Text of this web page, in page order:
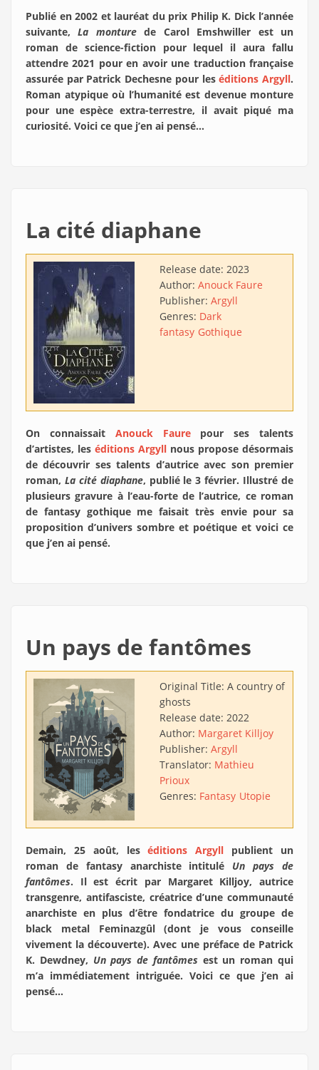
Publié en 2002 et lauréat du prix Philip K. Dick l’année
suivante,La monturede Carol Emshwiller est un
roman de science-fiction pour lequel il aura fallu
attendre 2021 pour en avoir une traduction française
assurée par Patrick Dechesne pour leséditions Argyll.
Roman atypique où l’humanité est devenue monture
pour une espèce extra-terrestre, il avait piqué ma
curiosité. Voici ce que j’en ai pensé…
La cité diaphane
Release date: 2023
Author: Anouck Faure
Publisher: Argyll
Genres: Dark
fantasy Gothique
On connaissait Anouck Faurepour ses talents
d’artistes, les éditions Argyll nous propose désormais
de découvrir ses talents d’autrice avec son premier
roman, La cité diaphane, publié le 3 février. Illustré de
plusieurs gravure à l’eau-forte de l’autrice, ce roman
de fantasy gothique me faisait très envie pour sa
proposition d’univers sombre et poétique et voici ce
que j’en ai pensé.
Un pays de fantômes
Original Title: A country of
ghosts
Release date: 2022
Author: Margaret Killjoy
Publisher: Argyll
Translator: Mathieu
Prioux
Genres: Fantasy Utopie
Demain, 25 août, leséditions Argyll publient un
roman de fantasy anarchiste intitulé Un pays de
fantômes. Il est écrit par Margaret Killjoy, autrice
transgenre, antifasciste, créatrice d’une communauté
anarchiste en plus d’être fondatrice du groupe de
black metal Feminazgûl (dont je vous conseille
vivement la découverte). Avec une préface de Patrick
K. Dewdney, Un pays de fantômes est un roman qui
m’a immédiatement intriguée. Voici ce que j’en ai
pensé…